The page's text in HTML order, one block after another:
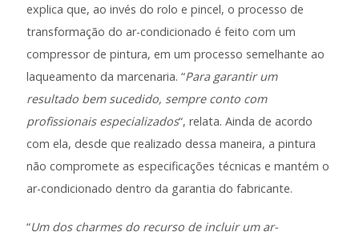
explica que, ao invés do rolo e pincel, o processo de
transformação do ar-condicionado é feito com um
compressor de pintura, em um processo semelhante ao
laqueamento da marcenaria. “Para garantir um
resultado bem sucedido, sempre conto com
profissionais especializados“, relata. Ainda de acordo
com ela, desde que realizado dessa maneira, a pintura
não compromete as especificações técnicas e mantém o
ar-condicionado dentro da garantia do fabricante.
“Um dos charmes do recurso de incluir um ar-